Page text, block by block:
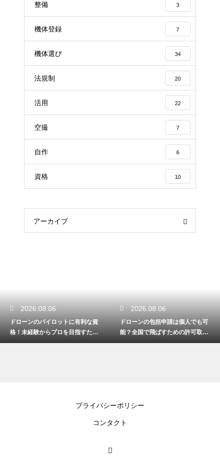
整備 3
機体登録 7
機体選び 34
法規制 20
活用 22
空撮 7
自作 6
資格 10
アーカイブ
2026.08.06
ドローンのパイロットに有利な資
格！未経験からプロを目指すため
のスクール
2026.08.06
ドローンの包括申請は個人でも可
能？全国で飛ばすための許可取得
マニュアル
プライバシーポリシー
コンタクト